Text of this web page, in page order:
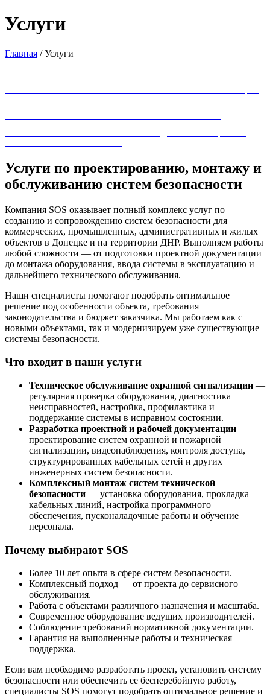
Услуги
Главная /Услуги
Услуги по проектированию, монтажу и
обслуживанию систем безопасности
Компания SOS оказывает полный комплекс услуг по
созданию и сопровождению систем безопасности для
коммерческих, промышленных, административных и жилых
объектов в Донецке и на территории ДНР. Выполняем работы
любой сложности — от подготовки проектной документации
до монтажа оборудования, ввода системы в эксплуатацию и
дальнейшего технического обслуживания.
Наши специалисты помогают подобрать оптимальное
решение под особенности объекта, требования
законодательства и бюджет заказчика. Мы работаем как с
новыми объектами, так и модернизируем уже существующие
системы безопасности.
Что входит в наши услуги
Техническое обслуживание охранной сигнализации —
регулярная проверка оборудования, диагностика
неисправностей, настройка, профилактика и
поддержание системы в исправном состоянии.
Разработка проектной и рабочей документации —
проектирование систем охранной и пожарной
сигнализации, видеонаблюдения, контроля доступа,
структурированных кабельных сетей и других
инженерных систем безопасности.
Комплексный монтаж систем технической
безопасности — установка оборудования, прокладка
кабельных линий, настройка программного
обеспечения, пусконаладочные работы и обучение
персонала.
Почему выбирают SOS
Более 10 лет опыта в сфере систем безопасности.
Комплексный подход — от проекта до сервисного
обслуживания.
Работа с объектами различного назначения и масштаба.
Современное оборудование ведущих производителей.
Соблюдение требований нормативной документации.
Гарантия на выполненные работы и техническая
поддержка.
Если вам необходимо разработать проект, установить систему
безопасности или обеспечить ее бесперебойную работу,
специалисты SOS помогут подобрать оптимальное решение и